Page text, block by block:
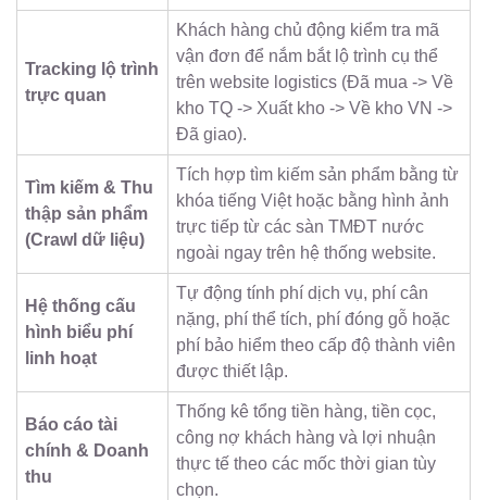
Tracking lộ trình
trực quan
Khách hàng chủ động kiểm tra mã
vận đơn để nắm bắt lộ trình cụ thể
trên website logistics (Đã mua -> Về
kho TQ -> Xuất kho -> Về kho VN ->
Đã giao).
Tìm kiếm & Thu
thập sản phẩm
(Crawl dữ liệu)
Tích hợp tìm kiếm sản phẩm bằng từ
khóa tiếng Việt hoặc bằng hình ảnh
trực tiếp từ các sàn TMĐT nước
ngoài ngay trên hệ thống website.
Hệ thống cấu
hình biểu phí
linh hoạt
Tự động tính phí dịch vụ, phí cân
nặng, phí thể tích, phí đóng gỗ hoặc
phí bảo hiểm theo cấp độ thành viên
được thiết lập.
Báo cáo tài
chính & Doanh
thu
Thống kê tổng tiền hàng, tiền cọc,
công nợ khách hàng và lợi nhuận
thực tế theo các mốc thời gian tùy
chọn.